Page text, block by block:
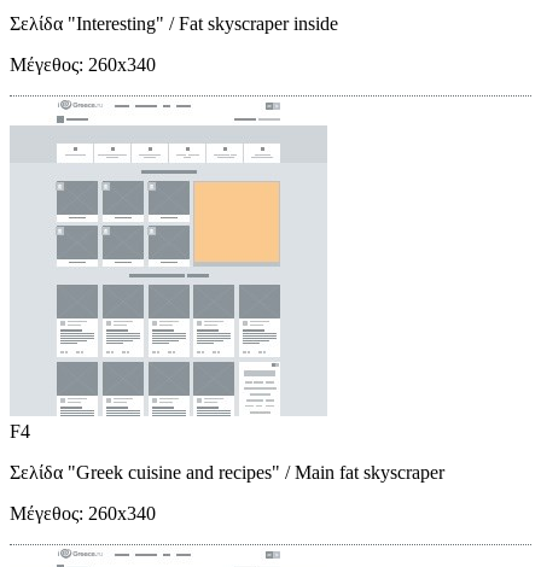
Σελίδα "Interesting" / Fat skyscraper inside
Μέγεθος: 260x340
F4
Σελίδα "Greek cuisine and recipes" / Main fat skyscraper
Μέγεθος: 260x340